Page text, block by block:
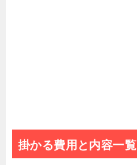
掛かる費用と内容一覧